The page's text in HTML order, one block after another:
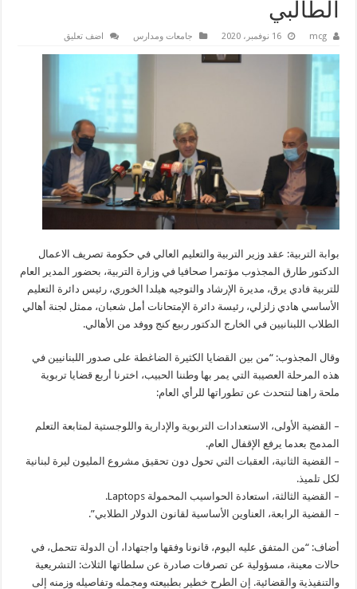
الطالبي
mcg 16 نوفمبر، 2020 جامعات ومدارس اضف تعليق
بوابة التربية: عقد وزير التربية والتعليم العالي في حكومة تصريف الاعمال
الدكتور طارق المجذوب مؤتمرا صحافيا في وزارة التربية، بحضور المدير العام
للتربية فادي يرق، مديرة الإرشاد والتوجيه هيلدا الخوري، رئيس دائرة التعليم
الأساسي هادي زلزلي، رئيسة دائرة الإمتحانات أمل شعبان، ممثل لجنة أهالي
الطلاب اللبنانيين في الخارج الدكتور ربيع كنج ووفد من الأهالي.
وقال المجذوب: “من بين القضايا الكثيرة الضاغطة على صدور اللبنانيين في
هذه المرحلة العصيبة التي يمر بها وطننا الحبيب، اخترنا أربع قضايا تربوية
ملحة راهنا لنتحدث عن تطوراتها للرأي العام:
– القضية الأولى، الاستعدادات التربوية والإدارية واللوجستية لمتابعة التعلم
المدمج بعدما يرفع الإقفال العام.
– القضية الثانية، العقبات التي تحول دون تحقيق مشروع المليون ليرة لبنانية
لكل تلميذ.
– القضية الثالثة، استعادة الحواسيب المحمولة Laptops.
– القضية الرابعة، العناوين الأساسية لقانون الدولار الطلابي”.
أضاف: “من المتفق عليه اليوم، قانونا وفقها واجتهادا، أن الدولة تتحمل، في
حالات معينة، مسؤولية عن تصرفات صادرة عن سلطاتها الثلاث: التشريعية
والتنفيذية والقضائية. إن الطرح خطير بطبيعته ومجمله وتفاصيله وزمنه إلى